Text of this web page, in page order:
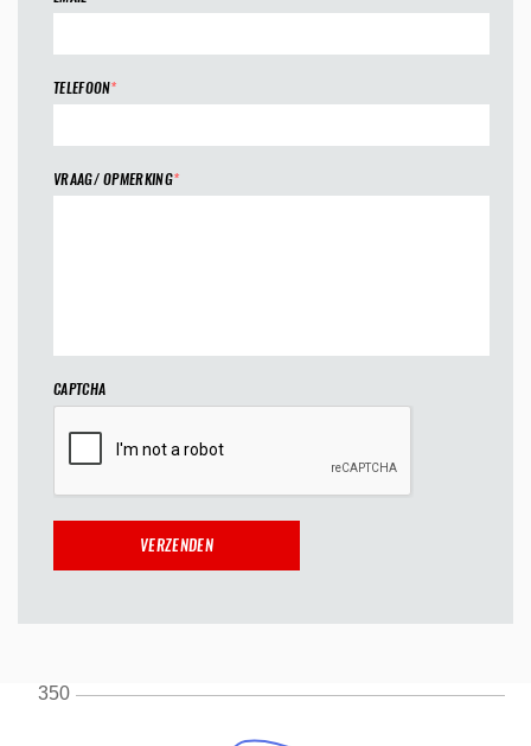
TELEFOON*
VRAAG/ OPMERKING*
CAPTCHA